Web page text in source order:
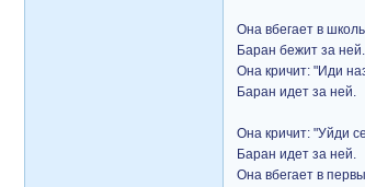
Она вбегает в
Баран бежит за ней.
Она кричит: "Иди
Баран идет за ней.
Она кричит: "Уйди
Баран идет за ней.
Она вбегает в